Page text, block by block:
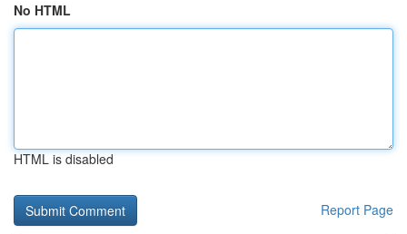
No HTML
HTML is disabled
Report Page